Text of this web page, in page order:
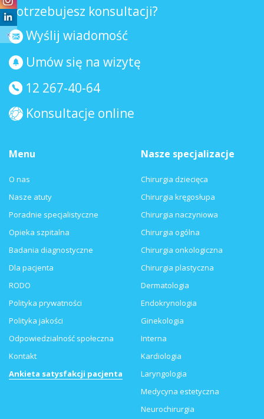
Potrzebujesz konsultacji?
Wyślij wiadomość
Umów się na wizytę
12 267-40-64
Konsultacje online
Nasze specjalizacje
Chirurgia dziecięca
Chirurgia kręgosłupa
Chirurgia naczyniowa
Chirurgia ogólna
Chirurgia onkologiczna
Chirurgia plastyczna
Dermatologia
Endokrynologia
Ginekologia
Interna
Kardiologia
Laryngologia
Medycyna estetyczna
Neurochirurgia
Menu
O nas
Nasze atuty
Poradnie specjalistyczne
Opieka szpitalna
Badania diagnostyczne
Dla pacjenta
RODO
Polityka prywatności
Polityka jakości
Odpowiedzialność społeczna
Kontakt
Ankieta satysfakcji pacjenta